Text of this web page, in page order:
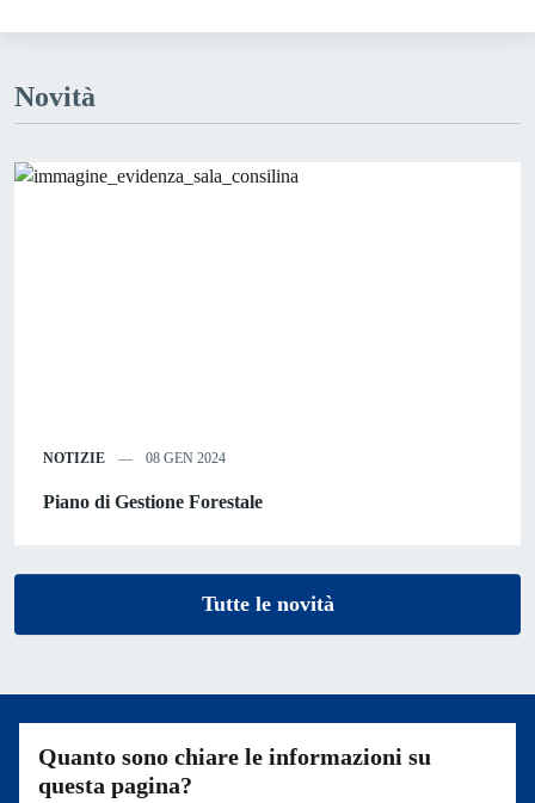
Novità
NOTIZIE 08 GEN 2024
Piano di Gestione Forestale
Tutte le novità
Quanto sono chiare le informazioni su
questa pagina?